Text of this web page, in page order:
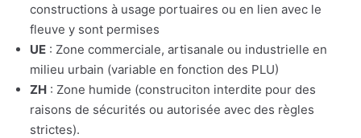
constructions à usage portuaires ou en lien avec le
fleuve y sont permises
UE : Zone commerciale, artisanale ou industrielle en
milieu urbain (variable en fonction des PLU)
ZH : Zone humide (construciton interdite pour des
raisons de sécurités ou autorisée avec des règles
strictes).